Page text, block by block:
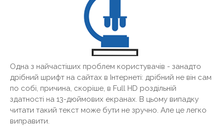
Одна з найчастіших проблем користувачів - занадто
дрібний шрифт на сайтах в Інтернеті: дрібний не він сам
по собі, причина, скоріше, в Full HD роздільній
здатності на 13-дюймових екранах. В цьому випадку
читати такий текст може бути не зручно. Але це легко
виправити.